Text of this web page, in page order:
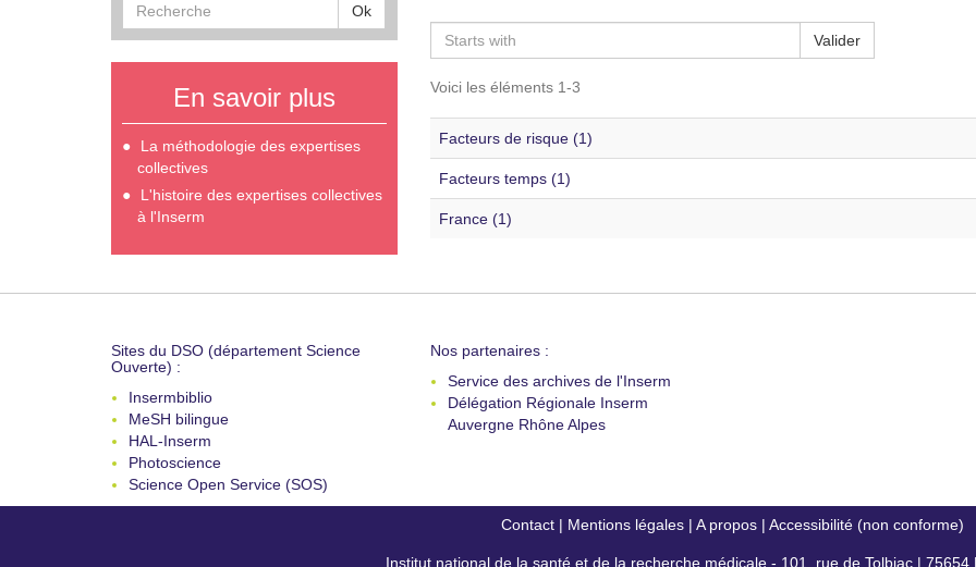
Ok
En savoir plus
La méthodologie des expertises
collectives
L'histoire des expertises collectives
à l'Inserm
Valider
Voici les éléments 1-3
Facteurs de risque (1)
Facteurs temps (1)
France (1)
Sites du DSO (département Science
Ouverte) :
Insermbiblio
MeSH bilingue
HAL-Inserm
Photoscience
Science Open Service (SOS)
Nos partenaires :
Service des archives de l'Inserm
Délégation Régionale Inserm
Auvergne Rhône Alpes
Contact| Mentions légales| A propos| Accessibilité (non conforme)
Institut national de la santé et de la recherche médicale - 101, rue de Tolbiac | 75654